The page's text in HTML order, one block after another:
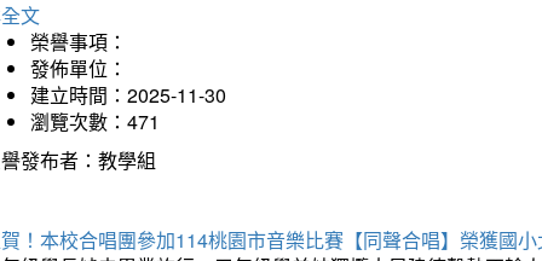
文
榮譽事項：
發佈單位：
建立時間：2025-11-30
瀏覽次數：471
發布者：教學組
！本校合唱團參加114桃園市音樂比賽【同聲合唱】榮獲國